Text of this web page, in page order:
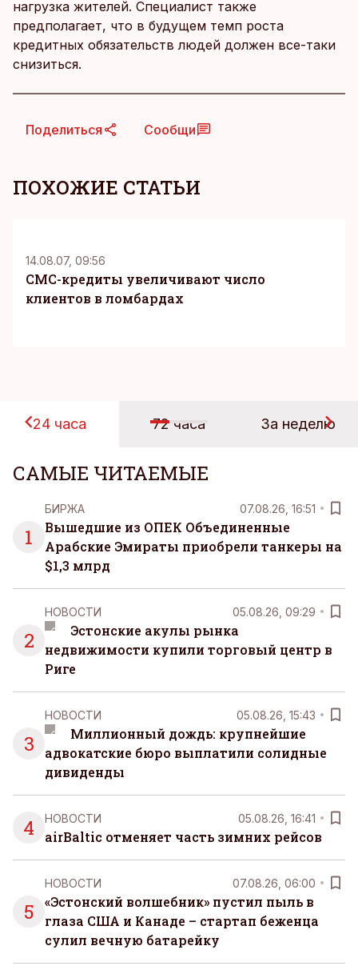
нагрузка жителей. Специалист также
предполагает, что в будущем темп роста
кредитных обязательств людей должен все-таки
снизиться.
Поделиться Сообщи
ПОХОЖИЕ СТАТЬИ
14.08.07, 09:56
CМС-кредиты увеличивают число
клиентов в ломбардах
24 часа 72 часа За неделю
САМЫЕ ЧИТАЕМЫЕ
1
БИРЖА 07.08.26, 16:51
Вышедшие из ОПЕК Объединенные
Арабские Эмираты приобрели танкеры на
$1,3 млрд
2
НОВОСТИ 05.08.26, 09:29
Эстонские акулы рынка
недвижимости купили торговый центр в
Риге
3
НОВОСТИ 05.08.26, 15:43
Миллионный дождь: крупнейшие
адвокатские бюро выплатили солидные
дивиденды
4 НОВОСТИ 05.08.26, 16:41
airBaltic отменяет часть зимних рейсов
5
НОВОСТИ 07.08.26, 06:00
«Эстонский волшебник» пустил пыль в
глаза США и Канаде – стартап беженца
сулил вечную батарейку